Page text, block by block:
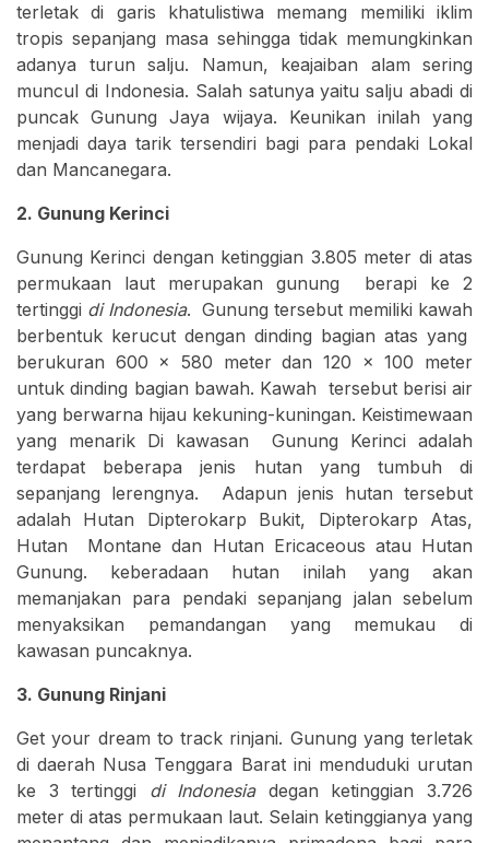
terletak di garis khatulistiwa memang memiliki iklim
tropis sepanjang masa sehingga tidak memungkinkan
adanya turun salju. Namun, keajaiban alam sering
muncul di Indonesia. Salah satunya yaitu salju abadi di
puncak Gunung Jaya wijaya. Keunikan inilah yang
menjadi daya tarik tersendiri bagi para pendaki Lokal
dan Mancanegara.
2. Gunung Kerinci
Gunung Kerinci dengan ketinggian 3.805 meter di atas
permukaan laut merupakan gunung berapi ke 2
tertinggi di Indonesia. Gunung tersebut memiliki kawah
berbentuk kerucut dengan dinding bagian atas yang
berukuran 600 x 580 meter dan 120 x 100 meter
untuk dinding bagian bawah. Kawah tersebut berisi air
yang berwarna hijau kekuning-kuningan. Keistimewaan
yang menarik Di kawasan Gunung Kerinci adalah
terdapat beberapa jenis hutan yang tumbuh di
sepanjang lerengnya. Adapun jenis hutan tersebut
adalah Hutan Dipterokarp Bukit, Dipterokarp Atas,
Hutan Montane dan Hutan Ericaceous atau Hutan
Gunung. keberadaan hutan inilah yang akan
memanjakan para pendaki sepanjang jalan sebelum
menyaksikan pemandangan yang memukau di
kawasan puncaknya.
3. Gunung Rinjani
Get your dream to track rinjani. Gunung yang terletak
di daerah Nusa Tenggara Barat ini menduduki urutan
ke 3 tertinggi di Indonesia degan ketinggian 3.726
meter di atas permukaan laut. Selain ketinggianya yang